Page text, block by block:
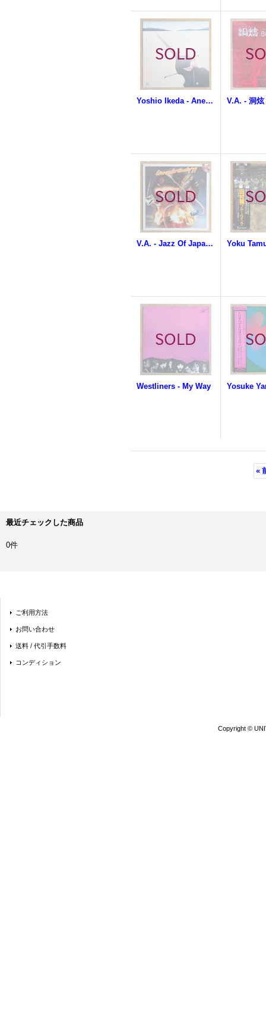
Yoshio Ikeda - Anemophilous Flower V.A. - 洞炫
V.A. - Jazz Of Japan / Live Under The Sky '77
Westliners - My Way
«
最近チェックした商品
0件
ご利用方法
お問い合わせ
送料 / 代引手数料
コンディション
Copyright ©